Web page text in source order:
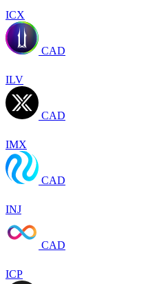
ICX
CAD
ILV
CAD
IMX
CAD
INJ
CAD
ICP